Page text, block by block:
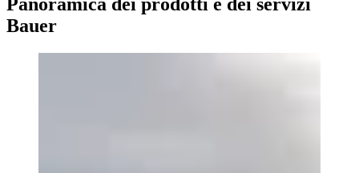
Panoramica dei prodotti e dei servizi
Bauer